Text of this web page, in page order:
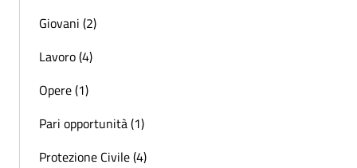
Giovani (2)
Lavoro (4)
Opere (1)
Pari opportunità (1)
Protezione Civile (4)